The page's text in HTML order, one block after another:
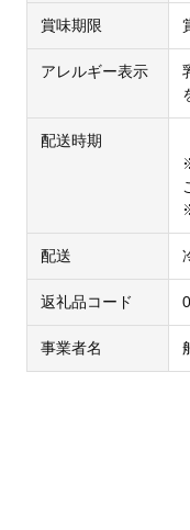
賞味期限
アレルギー表示
配送時期
配送
返礼品コード
事業者名